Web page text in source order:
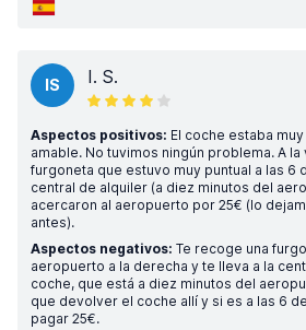
IS I. S.
Aspectos positivos: El coche estaba
amable. No tuvimos ningún problema. A
furgoneta que estuvo muy puntual a las 6
central de alquiler (a diez minutos del
acercaron al aeropuerto por 25€ (lo
antes).
Aspectos negativos: Te recoge una
aeropuerto a la derecha y te lleva a la
coche, que está a diez minutos del
que devolver el coche allí y si es a las 6
pagar 25€.